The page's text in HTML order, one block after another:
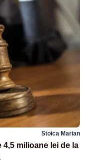
Stoica Marian
4,5 milioane lei de la